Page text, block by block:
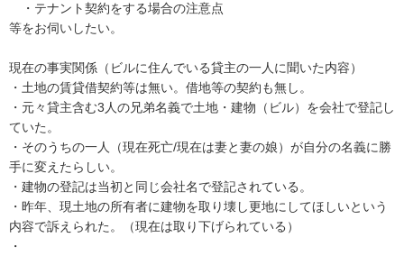
・テナント契約をする場合の注意点
等をお伺いしたい。
現在の事実関係（ビルに住んでいる貸主の一人に聞いた内容）
・土地の賃貸借契約等は無い。借地等の契約も無し。
・元々貸主含む3人の兄弟名義で土地・建物（ビル）を会社で登記し
ていた。
・そのうちの一人（現在死亡/現在は妻と妻の娘）が自分の名義に勝
手に変えたらしい。
・建物の登記は当初と同じ会社名で登記されている。
・昨年、現土地の所有者に建物を取り壊し更地にしてほしいという
内容で訴えられた。（現在は取り下げられている）
・